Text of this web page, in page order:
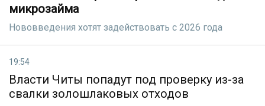
микрозайма
Нововведения хотят задействовать с 2026 года
19:54
Власти Читы попадут под проверку из-за
свалки золошлаковых отходов